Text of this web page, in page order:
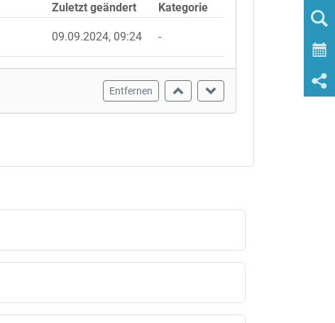
Zuletzt geändert
Kategorie
09.09.2024, 09:24 -
Entfernen